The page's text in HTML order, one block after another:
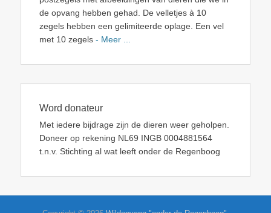
de opvang hebben gehad. De velletjes à 10
zegels hebben een gelimiteerde oplage. Een vel
met 10 zegels - Meer ...
Word donateur
Met iedere bijdrage zijn de dieren weer geholpen.
Doneer op rekening NL69 INGB 0004881564
t.n.v. Stichting al wat leeft onder de Regenboog